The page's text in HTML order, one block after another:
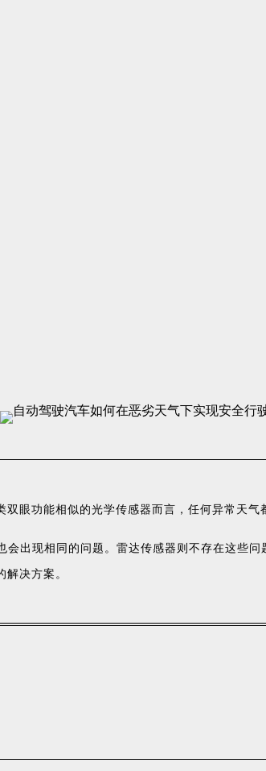
眼功能相似的光学传感器而言，任何异常天气
会出现相同的问题 。雷达传感器则不存在这些问
决方案。